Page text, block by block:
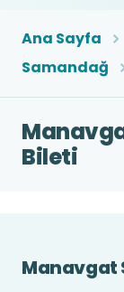
Ana Sayfa
Samandağ
Bileti
Manavgat